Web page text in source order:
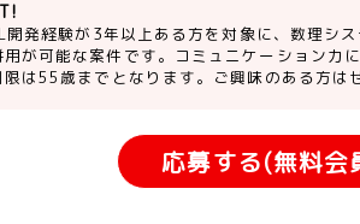
開発経験が3年以上ある方を対象に、数理シ
用が可能な案件です。コミュニケーション力
は55歳までとなります。ご興味のある方は
応募する(無料会